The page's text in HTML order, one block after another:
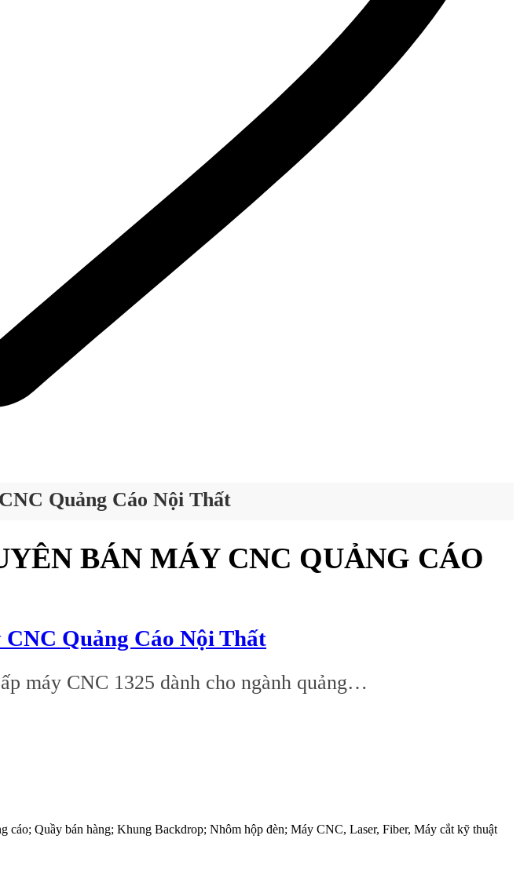
Quảng Cáo Nội Thất
BÁN MÁY CNC QUẢNG CÁO
Quảng Cáo Nội Thất
máy CNC 1325 dành cho ngành quảng…
cáo; Quầy bán hàng; Khung Backdrop; Nhôm hộp đèn; Máy CNC, Laser, Fiber, Máy cắt kỹ thuật